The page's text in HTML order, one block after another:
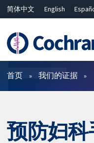
简体中文 English
ไทย
繁體中文
过滤
首页 我们的证据
预防妇